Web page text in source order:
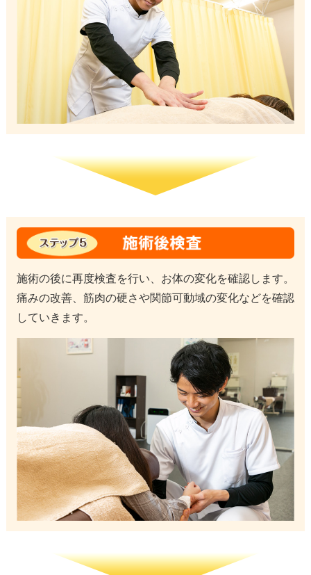
施術の後に再度検査を行い、お体の変化を確認します。
痛みの改善、筋肉の硬さや関節可動域の変化などを確認
していきます。